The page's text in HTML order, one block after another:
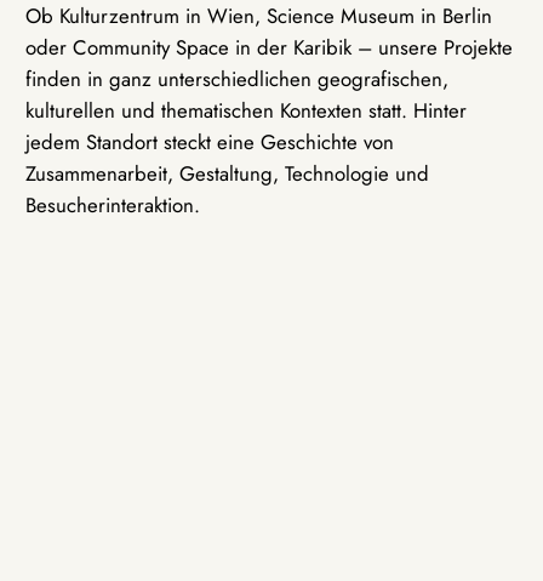
Ob Kulturzentrum in Wien, Science Museum in Berlin
oder Community Space in der Karibik – unsere Projekte
finden in ganz unterschiedlichen geografischen,
kulturellen und thematischen Kontexten statt. Hinter
jedem Standort steckt eine Geschichte von
Zusammenarbeit, Gestaltung, Technologie und
Besucherinteraktion.